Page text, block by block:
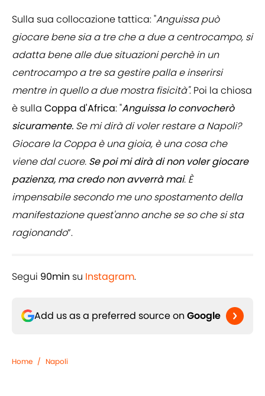
Sulla sua collocazione tattica: "Anguissa può
giocare bene sia a tre che a due a centrocampo, si
adatta bene alle due situazioni perchè in un
centrocampo a tre sa gestire palla e inserirsi
mentre in quello a due mostra fisicità". Poi la chiosa
è sulla Coppa d'Africa: "Anguissa lo convocherò
sicuramente. Se mi dirà di voler restare a Napoli?
Giocare la Coppa è una gioia, è una cosa che
viene dal cuore. Se poi mi dirà di non voler giocare
pazienza, ma credo non avverrà mai. È
impensabile secondo me uno spostamento della
manifestazione quest'anno anche se so che si sta
ragionando”.
Segui 90min su Instagram.
Add us as a preferred source on Google
Home / Napoli